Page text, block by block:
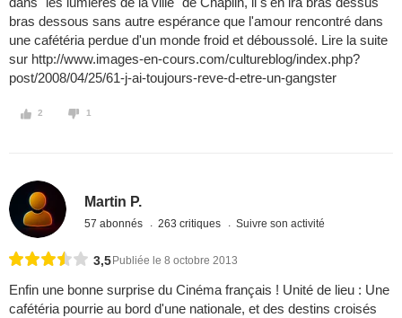
bras dessous sans autre espérance que l'amour rencontré dans
une cafétéria perdue d'un monde froid et déboussolé. Lire la suite
sur http://www.images-en-cours.com/cultureblog/index.php?
post/2008/04/25/61-j-ai-toujours-reve-d-etre-un-gangster
2 1
Martin P.
57 abonnés 263 critiques Suivre son activité
3,5 Publiée le 8 octobre 2013
Enfin une bonne surprise du Cinéma français ! Unité de lieu : Une
cafétéria pourrie au bord d'une nationale, et des destins croisés